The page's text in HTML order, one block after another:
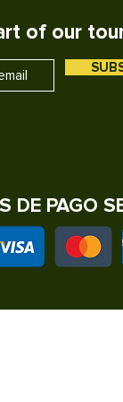
Y
DE SALIDA
UN MINIMO
of our
DE PAGO